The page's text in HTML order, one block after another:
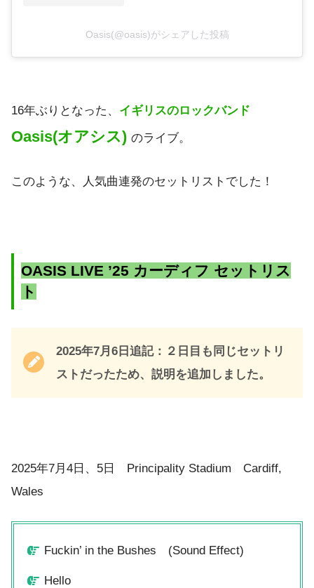
Oasis(@oasis)がシェアした投稿
16年ぶりとなった、 イギリスのロックバンド
Oasis(オアシス) のライブ。
このような、人気曲連発のセットリストでした！
OASIS LIVE ’25 カーディフ セットリス
ト
2025年7月6日追記：２日目も同じセットリ
ストだったため、説明を追加しました。
2025年7月4日、5日 Principality Stadium Cardiff,
Wales
Fuckin’ in the Bushes (Sound Effect)
Hello